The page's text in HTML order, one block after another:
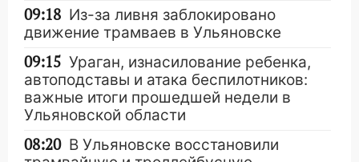
09:18 Из-за ливня заблокировано
движение трамваев в Ульяновске
09:15 Ураган, изнасилование ребенка,
автоподставы и атака беспилотников:
важные итоги прошедшей недели в
Ульяновской области
08:20 В Ульяновске восстановили